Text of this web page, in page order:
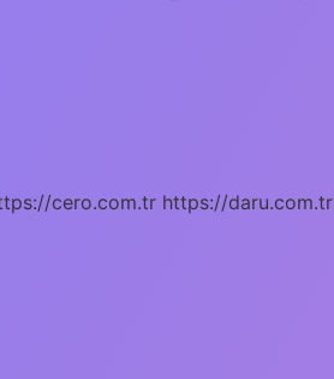
cero.com.tr https://daru.com.tr